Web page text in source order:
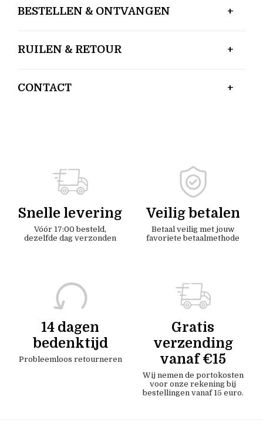
BESTELLEN & ONTVANGEN
RUILEN & RETOUR
CONTACT
Snelle levering
Vóór 17:00 besteld,
dezelfde dag verzonden
Veilig betalen
Betaal veilig met jouw
favoriete betaalmethode
14 dagen
bedenktijd
Probleemloos retourneren
Gratis
verzending
vanaf €15
Wij nemen de portokosten
voor onze rekening bij
bestellingen vanaf 15 euro.